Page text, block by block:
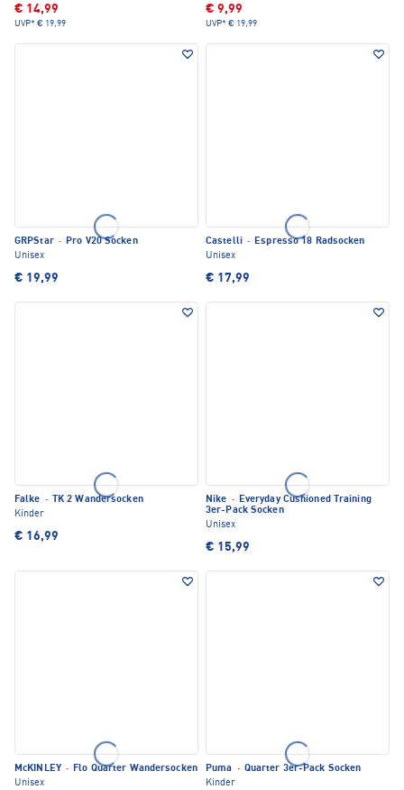
€ 14,99
UVP* € 19,99
€ 9,99
UVP* € 19,99
GRPStar · Pro V20 Socken
Unisex
€ 19,99
Castelli · Espresso 18 Radsocken
Unisex
€ 17,99
Falke ·
TK 2 Wandersocken
Kinder
€ 16,99
Nike · Everyday Cushioned Training
3er-Pack Socken
Unisex
€ 15,99
McKINLEY · Flo Quarter Wandersocken
Unisex
Puma · Quarter 3er-Pack Socken
Kinder